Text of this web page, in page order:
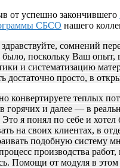
от успешно закончившего
СБСО нашего
сомнений
было, поскольку Ваш опыт,
и систематизацию
достаточно просто, в
конвертируете теплых
горячих и далее — в
я понял по себе и хотел
на своих клиентах, в
подобную систему
производства работ,
Помощи от модуля в